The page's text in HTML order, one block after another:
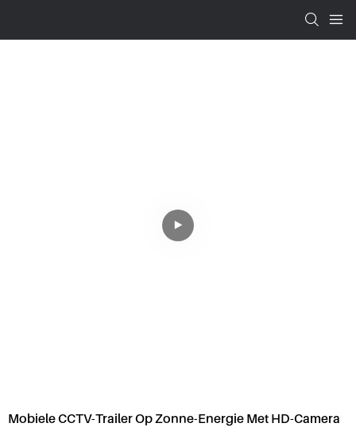
Mobiele CCTV-Trailer Op Zonne-Energie Met HD-Camera